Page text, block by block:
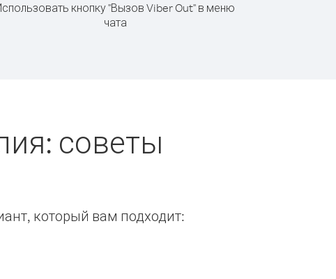
кнопку "Вызов Viber Out" в меню
чата
советы
который вам подходит: